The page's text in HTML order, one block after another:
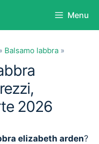
Menu
Balsamo labbra »
2026
elizabeth arden?